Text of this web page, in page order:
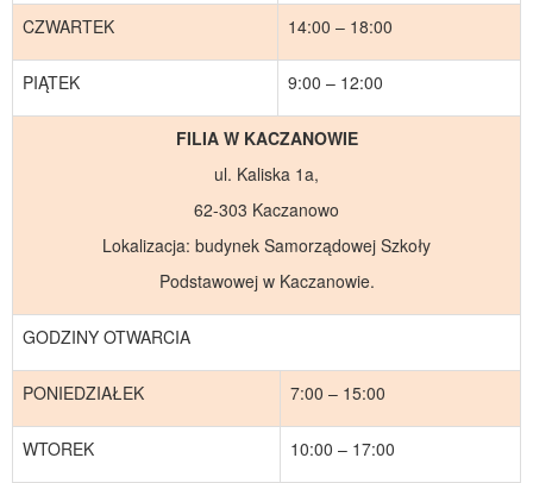
CZWARTEK 14:00 – 18:00
PIĄTEK 9:00 – 12:00
FILIA W KACZANOWIE
ul. Kaliska 1a,
62-303 Kaczanowo
Lokalizacja: budynek Samorządowej Szkoły
Podstawowej w Kaczanowie.
GODZINY OTWARCIA
PONIEDZIAŁEK 7:00 – 15:00
WTOREK 10:00 – 17:00